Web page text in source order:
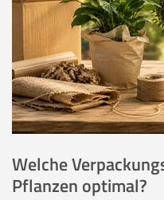
Welche
Pflanzen optimal?